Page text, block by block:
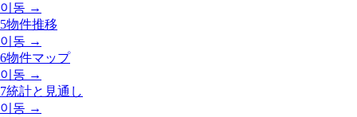
이동 →
5物件推移
이동 →
6物件マップ
이동 →
7統計と見通し
이동 →